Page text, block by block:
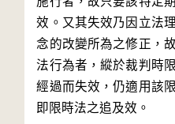
效。又其失效乃因立法
念的改變所為之修正，
法行為者，縱於裁判時
經過而失效，仍適用該
即限時法之追及效。